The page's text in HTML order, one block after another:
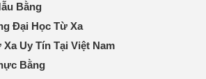
Bằng
Đại Học Từ Xa
Uy Tín Tại Việt Nam
Bằng